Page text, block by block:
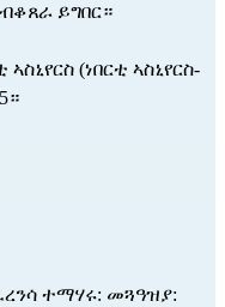
ይግበር።
ኣስኒየርስ (ነበርቲ ኣስኒየርስ-
ተማሃሩ: መጓዓዝያ: